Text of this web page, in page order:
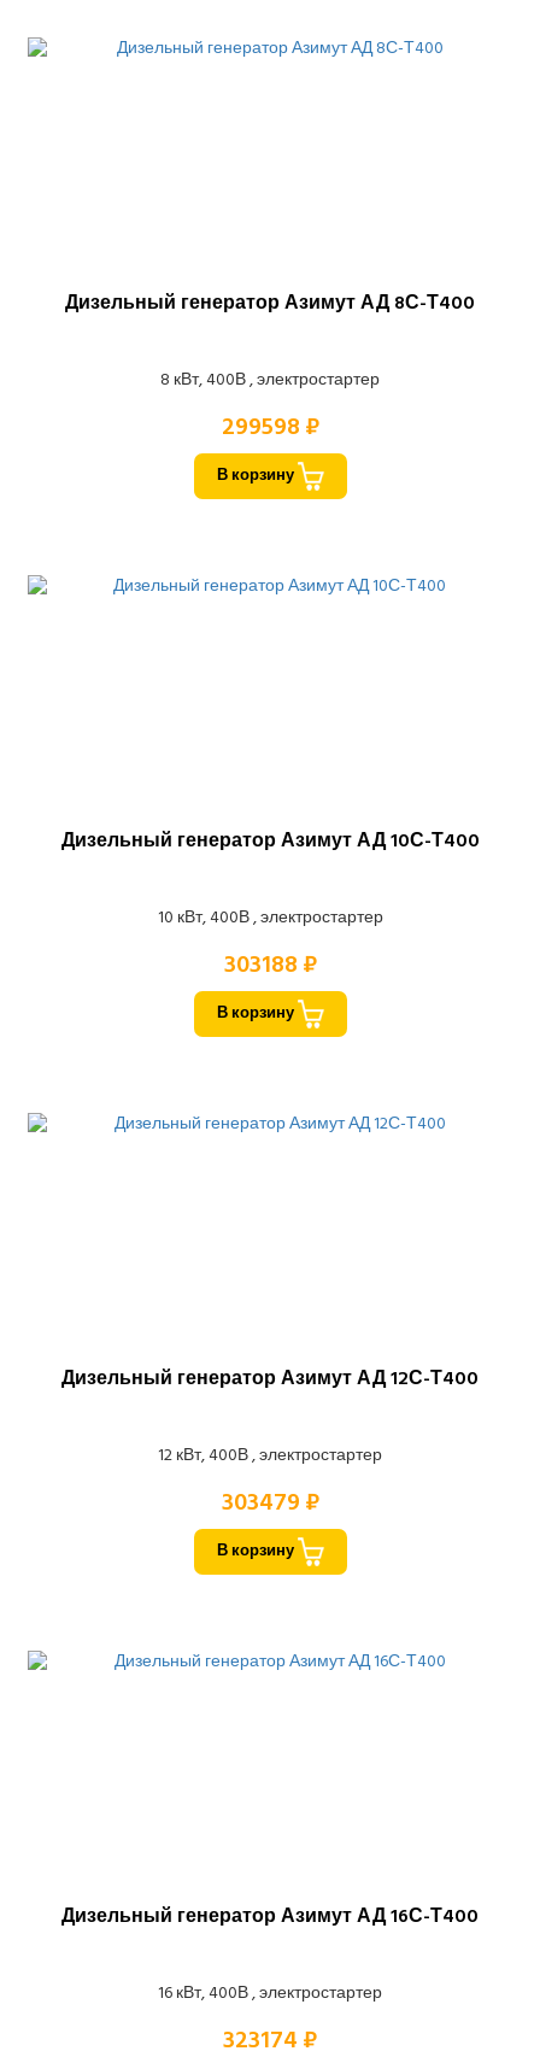
Дизельный генератор Азимут АД 8С-Т400
8 кВт, 400В , электростартер
299598 ₽
В корзину
Дизельный генератор Азимут АД 10С-Т400
10 кВт, 400В , электростартер
303188 ₽
В корзину
Дизельный генератор Азимут АД 12С-Т400
12 кВт, 400В , электростартер
303479 ₽
В корзину
Дизельный генератор Азимут АД 16С-Т400
16 кВт, 400В , электростартер
323174 ₽